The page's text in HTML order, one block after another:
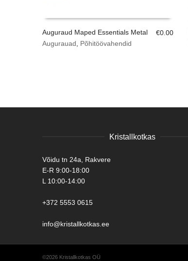
Auguraud Maped Essentials Metal
Augurauad
Põhitöövahendid
€0.00
Kristallkotkas
Võidu tn 24a, Rakvere
E-R 9:00-18:00
L 10:00-14:00
+372 5553 0615
info@kristallkotkas.ee
©2026 Kristallkotkas OÜ